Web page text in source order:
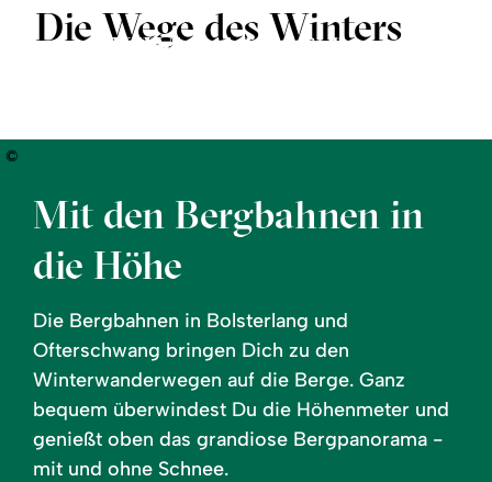
Die Wege des Winters
Winterwandern
Schneeschuhwandern
Wandern ohne Schnee
ohne
©
Mit den Bergbahnen in
die Höhe
Die Bergbahnen in Bolsterlang und
Ofterschwang bringen Dich zu den
Winterwanderwegen auf die Berge. Ganz
bequem überwindest Du die Höhenmeter und
genießt oben das grandiose Bergpanorama -
mit und ohne Schnee.